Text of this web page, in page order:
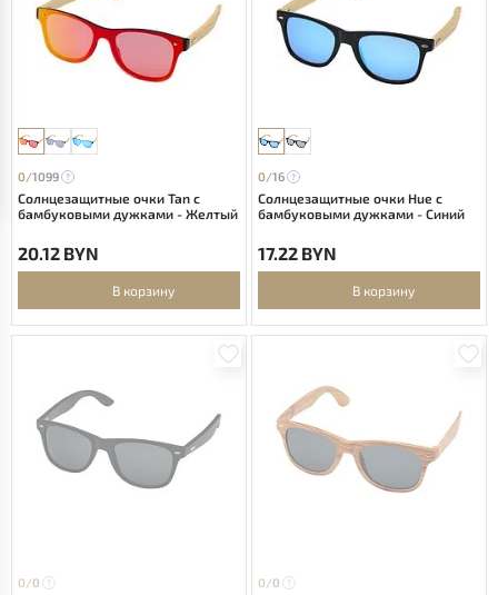
0/1099
Солнцезащитные очки Tan с
бамбуковыми дужками - Желтый
20.12 BYN
В корзину
0/16
Солнцезащитные очки Hue с
бамбуковыми дужками - Cиний
17.22 BYN
В корзину
0/0 0/0